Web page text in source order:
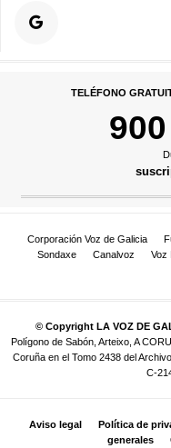
TELÉFONO
Corporación Voz de Galicia
Sondaxe
Canalvoz Voz
© Copyright LA VOZ DE
Polígono de Sabón, Arteixo, A
Coruña en el Tomo 2438 del
C-
Aviso legal Política de
generales